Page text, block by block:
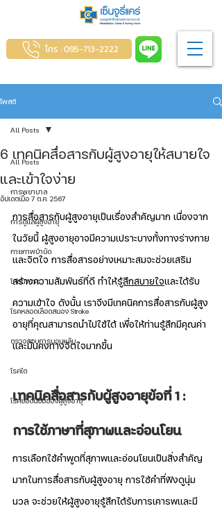
โทร : 095-713-2222
โพสต์
All Posts
การพยาบาล
การดูแลผู้สูงอายุ
กายภาพบำบัด
โภชนาการ
โรคหลอดเลือดสมอง Stroke
ตรวจสอบการนอนหลับ
โรคไต
โรคยอดนิยมของผู้สูงอายุ
All Posts
6 เทคนิคสื่อสารกับผู้สูงอายุให้สบายใจ
และเข้าใจง่าย
อัปเดตเมื่อ 7 ต.ค. 2567
การสื่อสารกับผู้สูงอายุเป็นเรื่องสำคัญมาก เนื่องจาก
ในวัยนี้ ผู้สูงอายุอาจมีความเปราะบางทั้งทางร่างกาย
และจิตใจ การสื่อสารอย่างเหมาะสมจะช่วยเสริม
สร้างความสัมพันธ์ที่ดี ทำให้รู้สึกสบายใจและได้รับ
ความเข้าใจ ดังนั้น เราจึงมีเทคนิคการสื่อสารกับผู้สูง
อายุที่คุณสามารถนำไปใช้ได้ เพื่อให้ท่านรู้สึกมีคุณค่า
และมั่นคงทางจิตใจมากขึ้น
เทคนิคสื่อสารกับผู้สูงอายุข้อที่ 1 :
การใช้ภาษาที่สุภาพและอ่อนโยน
การเลือกใช้คำพูดที่สุภาพและอ่อนโยนเป็นสิ่งสำคัญ
มากในการสื่อสารกับผู้สูงอายุ การใช้คำที่ฟังดูนุ่ม
นวล จะช่วยให้ผู้สูงอายุรู้สึกได้รับการเคารพและมี